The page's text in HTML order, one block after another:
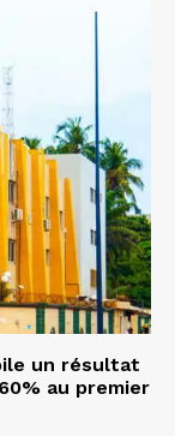
un résultat
au premier